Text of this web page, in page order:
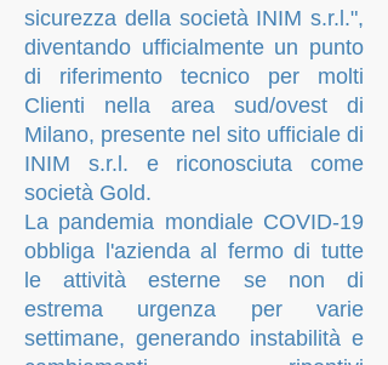
sicurezza della società INIM s.r.l.",
diventando ufficialmente un punto
di riferimento tecnico per molti
Clienti nella area sud/ovest di
Milano, presente nel sito ufficiale di
INIM s.r.l. e riconosciuta come
società Gold.
La pandemia mondiale COVID-19
obbliga l'azienda al fermo di tutte
le attività esterne se non di
estrema urgenza per varie
settimane, generando instabilità e